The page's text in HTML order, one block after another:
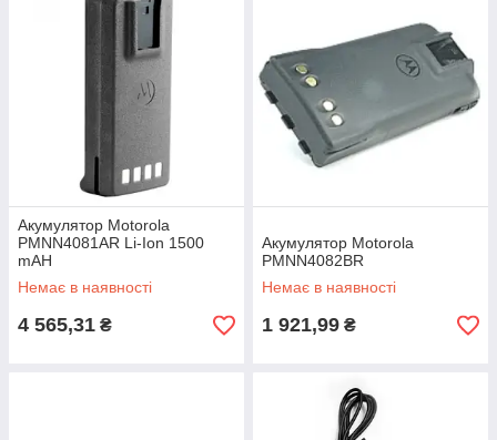
Акумулятор Motorola
PMNN4081AR Li-Ion 1500
mAH
Немає в наявності
4 565,31 ₴
Акумулятор Motorola
PMNN4082BR
Немає в наявності
1 921,99 ₴